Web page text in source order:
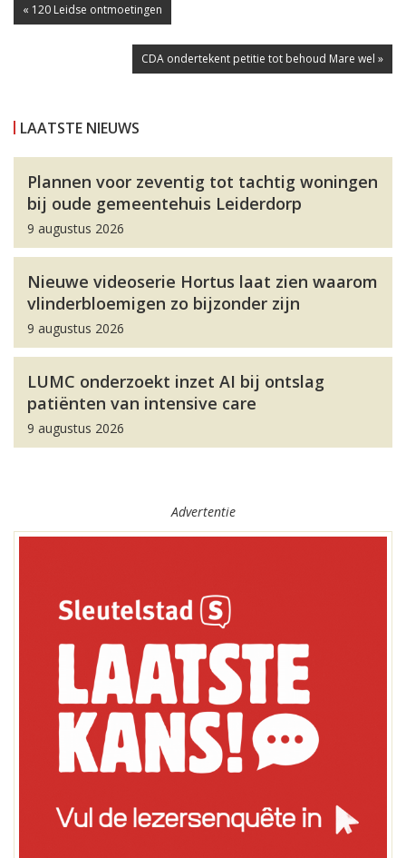
« 120 Leidse ontmoetingen
CDA ondertekent petitie tot behoud Mare wel »
LAATSTE NIEUWS
Plannen voor zeventig tot tachtig woningen
bij oude gemeentehuis Leiderdorp
9 augustus 2026
Nieuwe videoserie Hortus laat zien waarom
vlinderbloemigen zo bijzonder zijn
9 augustus 2026
LUMC onderzoekt inzet AI bij ontslag
patiënten van intensive care
9 augustus 2026
Advertentie